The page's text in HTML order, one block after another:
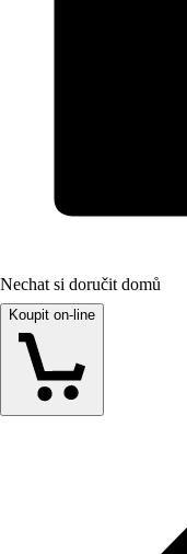
Nechat si doručit domů
Koupit on-line